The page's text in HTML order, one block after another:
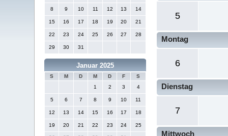
8 9 10 11 12 13 14
15 16 17 18 19 20 21
22 23 24 25 26 27 28
29 30 31
Januar 2025
S M D M D F
S
1
2 3 4
5 6 7 8 9 10 11
12 13 14 15 16 17 18
19 20 21 22 23 24 25
5
Montag
6
Dienstag
7
Mittwoch